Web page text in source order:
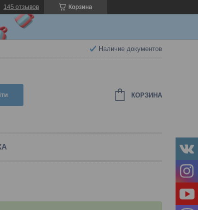
Корзина
145 отзывов
Наличие документов
КОРЗИНА